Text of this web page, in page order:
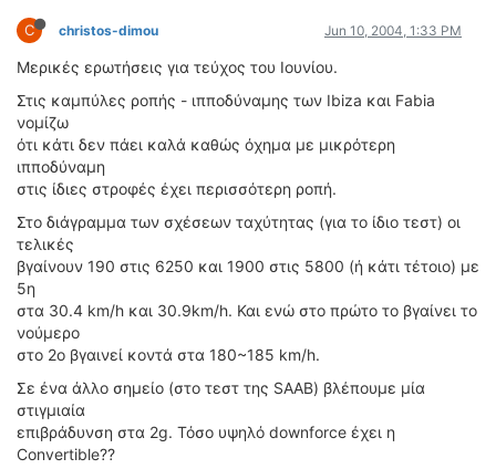
C christos-dimou Jun 10, 2004, 1:33 PM
Μερικές ερωτήσεις για τεύχος του Ιουνίου.
Στις καμπύλες ροπής - ιπποδύναμης των Ibiza και Fabia
νομίζω
ότι κάτι δεν πάει καλά καθώς όχημα με μικρότερη
ιπποδύναμη
στις ίδιες στροφές έχει περισσότερη ροπή.
Στο διάγραμμα των σχέσεων ταχύτητας (για το ίδιο τεστ) οι
τελικές
βγαίνουν 190 στις 6250 και 1900 στις 5800 (ή κάτι τέτοιο) με
5η
στα 30.4 km/h και 30.9km/h. Και ενώ στο πρώτο το βγαίνει το
νούμερο
στο 2ο βγαινεί κοντά στα 180~185 km/h.
Σε ένα άλλο σημείο (στο τεστ της SAAB) βλέπουμε μία
στιγμιαία
επιβράδυνση στα 2g. Τόσο υψηλό downforce έχει η
Convertible??
ΣΥΓΚΡΙΤΙΚΕΣ ΔΟΚΙΜΕΣ
ΑΓΩΝΙΣΤΙΚΕΣ ΓΝΩΡΙΜΙΕΣ
ΔΟΚΙΜΕΣ ΕΛΑΣΤΙΚΩΝ
ΕΙΔΙΚΕΣ ΔΙΑΔΡΟΜΕΣ
ΟΔΟΙΠΟΡΙΚΑ
VIDEO
ΝΕΑ ΜΟΝΤΕΛΑ
ΑΓΩΝΕΣ
ΤΕΧΝΟΛΟΓΙΑ
ΛΕΞΙΚΟ
ΠΕΡΙΒΑΛΛΟΝ